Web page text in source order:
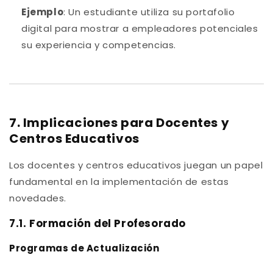
Ejemplo: Un estudiante utiliza su portafolio
digital para mostrar a empleadores potenciales
su experiencia y competencias.
7. Implicaciones para Docentes y
Centros Educativos
Los docentes y centros educativos juegan un papel
fundamental en la implementación de estas
novedades.
7.1. Formación del Profesorado
Programas de Actualización